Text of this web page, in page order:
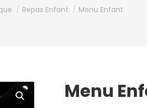
Repas Enfant Menu Enfant
Menu